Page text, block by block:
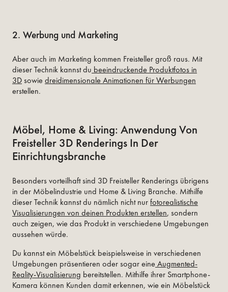
2. Werbung und Marketing
Aber auch im Marketing kommen Freisteller groß raus. Mit
dieser Technik kannst du beeindruckende Produktfotos in
3Dsowie dreidimensionale Animationen für Werbungen
erstellen.
Möbel, Home & Living: Anwendung Von
Freisteller 3D Renderings In Der
Einrichtungsbranche
Besonders vorteilhaft sind 3D Freisteller Renderings übrigens
in der Möbelindustrie und Home & Living Branche. Mithilfe
dieser Technik kannst du nämlich nicht nurfotorealistische
Visualisierungen von deinen Produkten erstellen, sondern
auch zeigen, wie das Produkt in verschiedene Umgebungen
aussehen würde.
Du kannst ein Möbelstück beispielsweise in verschiedenen
Umgebungen präsentieren oder sogar eine Augmented-
Reality-Visualisierung bereitstellen. Mithilfe ihrer Smartphone-
Kamera können Kunden damit erkennen, wie ein Möbelstück